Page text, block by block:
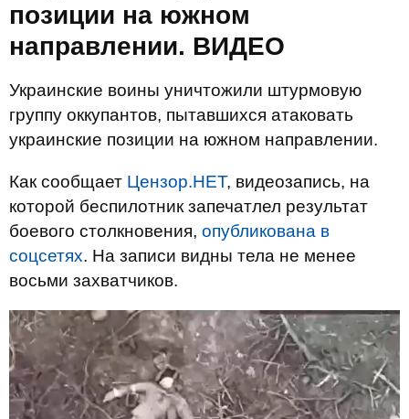
позиции на южном
направлении. ВИДЕО
Украинские воины уничтожили штурмовую
группу оккупантов, пытавшихся атаковать
украинские позиции на южном направлении.
Как сообщает Цензор.НЕТ, видеозапись, на
которой беспилотник запечатлел результат
боевого столкновения, опубликована в
соцсетях. На записи видны тела не менее
восьми захватчиков.